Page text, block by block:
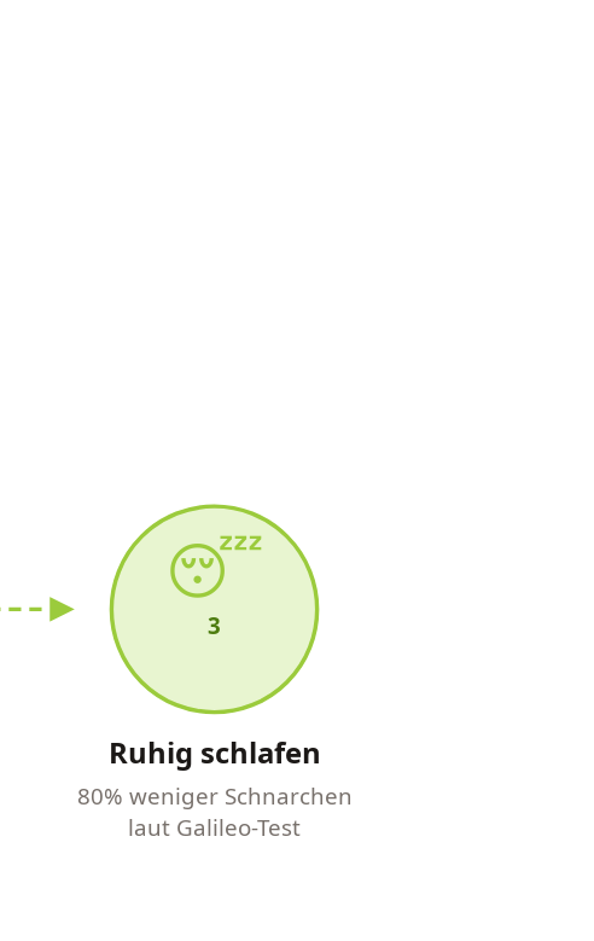
😴
3
Ruhig schlafen
80% weniger Schnarchen
laut Galileo-Test